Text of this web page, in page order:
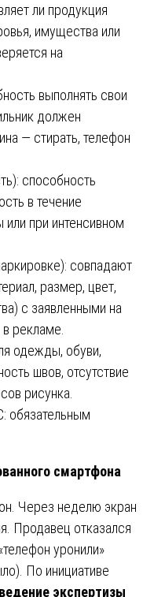
ли продукция
имущества или
на
выполнять свои
должен
— стирать, телефон
способность
в течение
при интенсивном
совпадают
размер, цвет,
с заявленными на
в рекламе.
одежды, обуви,
швов, отсутствие
рисунка.
обязательным
смартфона
Через неделю экран
Продавец отказался
уронили»
По инициативе
экспертизы